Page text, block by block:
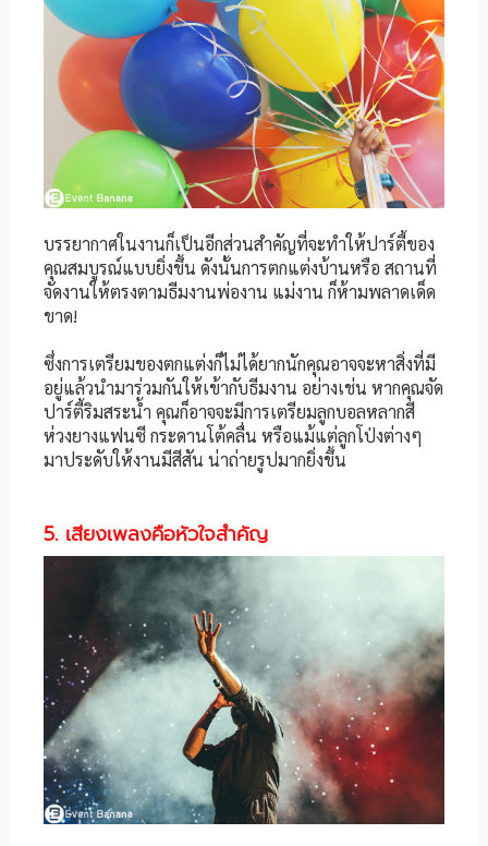
บรรยากาศในงานก็เป็นอีกส่วนสำคัญที่จะทำให้ปาร์ตี้ของ
คุณสมบูรณ์แบบยิ่งขึ้น ดังนั้นการตกแต่งบ้านหรือ สถานที่
จัดงานให้ตรงตามธีมงานพ่องาน แม่งาน ก็ห้ามพลาดเด็ด
ขาด!
ซึ่งการเตรียมของตกแต่งก็ไม่ได้ยากนักคุณอาจจะหาสิ่งที่มี
อยู่แล้วนำมาร่วมกันให้เข้ากับธีมงาน อย่างเช่น หากคุณจัด
ปาร์ตี้ริมสระน้ำ คุณก็อาจจะมีการเตรียมลูกบอลหลากสี
ห่วงยางแฟนซี กระดานโต้คลื่น หรือแม้แต่ลูกโป่งต่างๆ
มาประดับให้งานมีสีสัน น่าถ่ายรูปมากยิ่งขึ้น
5. เสียงเพลงคือหัวใจสำคัญ